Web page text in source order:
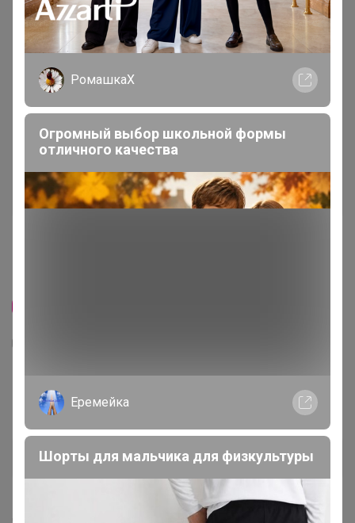
DIMPA ДИМПА Мешок, прозрачный
65x22x65 см
459р
Доставка
Делая заказ, Вы подтверждаете что ознакомлены с
РомашкаХ
Огромный выбор школьной формы
отличного качества
Еремейка
Шорты для мальчика для физкультуры